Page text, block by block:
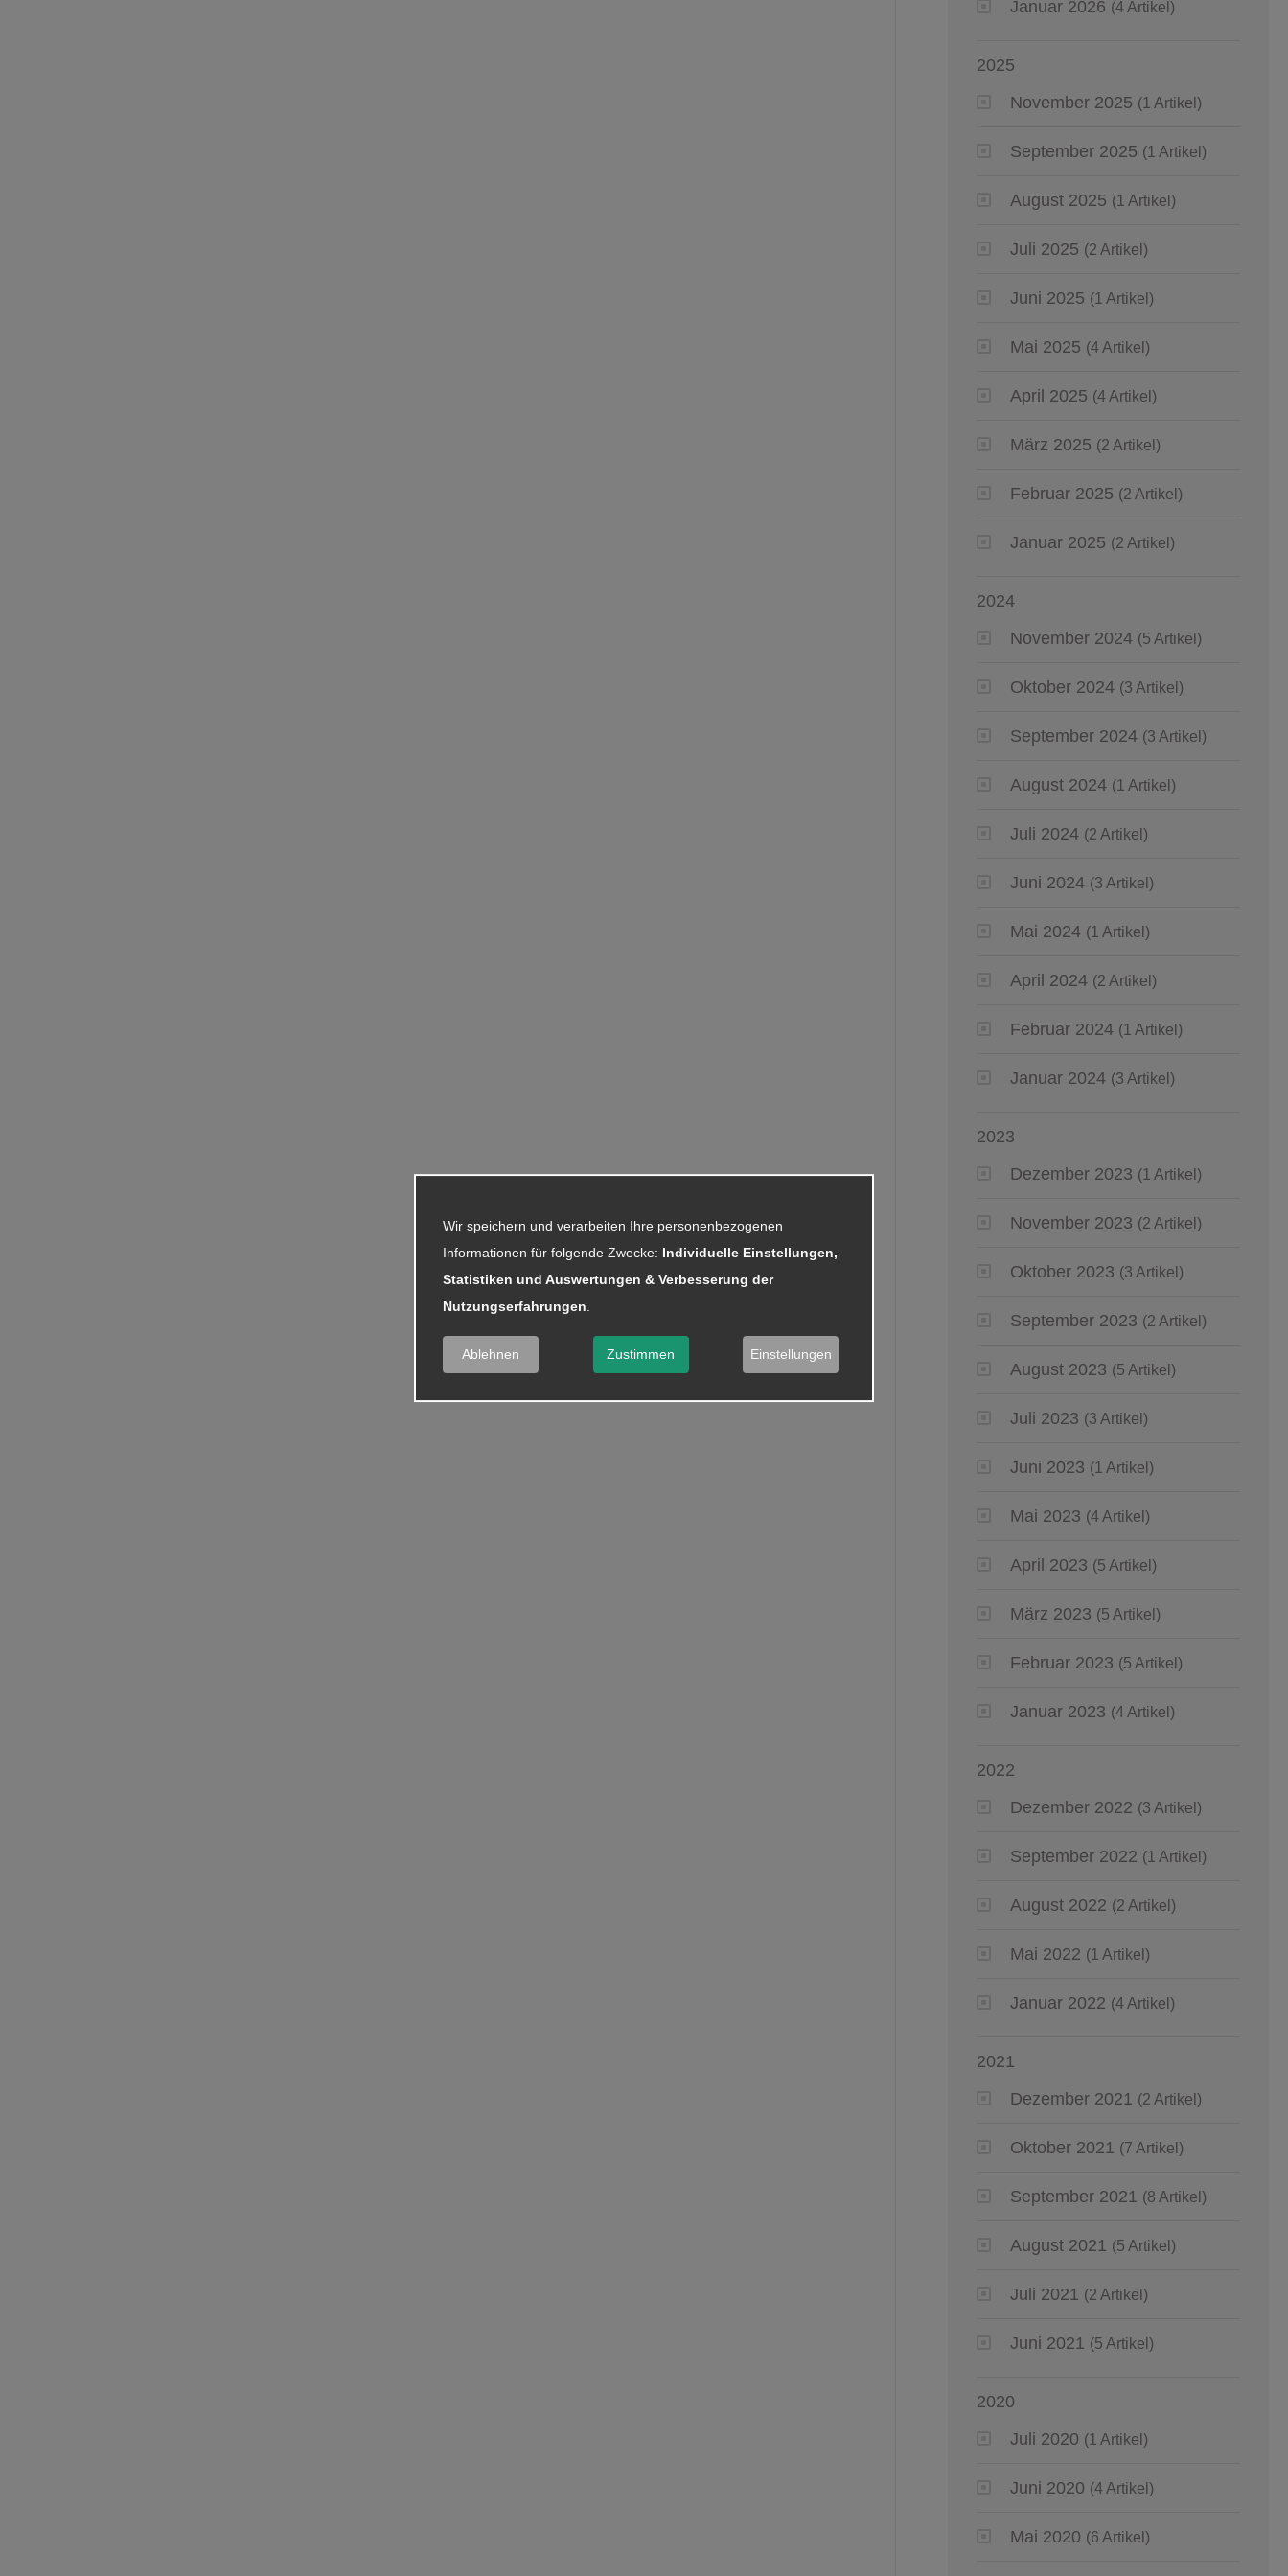
Januar 2026 (4 Artikel)
2025
November 2025 (1 Artikel)
September 2025 (1 Artikel)
August 2025 (1 Artikel)
Juli 2025 (2 Artikel)
Juni 2025 (1 Artikel)
Mai 2025 (4 Artikel)
April 2025 (4 Artikel)
März 2025 (2 Artikel)
Februar 2025 (2 Artikel)
Januar 2025 (2 Artikel)
2024
November 2024 (5 Artikel)
Oktober 2024 (3 Artikel)
September 2024 (3 Artikel)
August 2024 (1 Artikel)
Juli 2024 (2 Artikel)
Juni 2024 (3 Artikel)
Mai 2024 (1 Artikel)
April 2024 (2 Artikel)
Februar 2024 (1 Artikel)
Januar 2024 (3 Artikel)
2023
Dezember 2023 (1 Artikel)
November 2023 (2 Artikel)
Oktober 2023 (3 Artikel)
September 2023 (2 Artikel)
August 2023 (5 Artikel)
Juli 2023 (3 Artikel)
Juni 2023 (1 Artikel)
Mai 2023 (4 Artikel)
April 2023 (5 Artikel)
März 2023 (5 Artikel)
Februar 2023 (5 Artikel)
Januar 2023 (4 Artikel)
2022
Dezember 2022 (3 Artikel)
September 2022 (1 Artikel)
August 2022 (2 Artikel)
Mai 2022 (1 Artikel)
Januar 2022 (4 Artikel)
2021
Dezember 2021 (2 Artikel)
Oktober 2021 (7 Artikel)
September 2021 (8 Artikel)
August 2021 (5 Artikel)
Juli 2021 (2 Artikel)
Juni 2021 (5 Artikel)
2020
Juli 2020 (1 Artikel)
Juni 2020 (4 Artikel)
Mai 2020 (6 Artikel)
Wir speichern und verarbeiten Ihre personenbezogenen
Informationen für folgende Zwecke: Individuelle Einstellungen,
Statistiken und Auswertungen & Verbesserung der
Nutzungserfahrungen
Ablehnen Zustimmen Einstellungen